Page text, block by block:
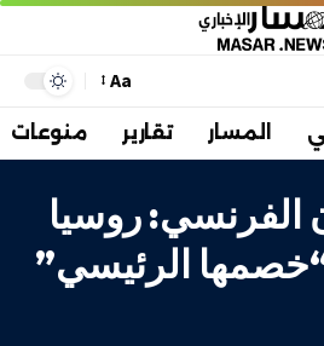
Aa
المسار تقارير منوعات
الفرنسي: روسيا
“خصمها الرئيسي”